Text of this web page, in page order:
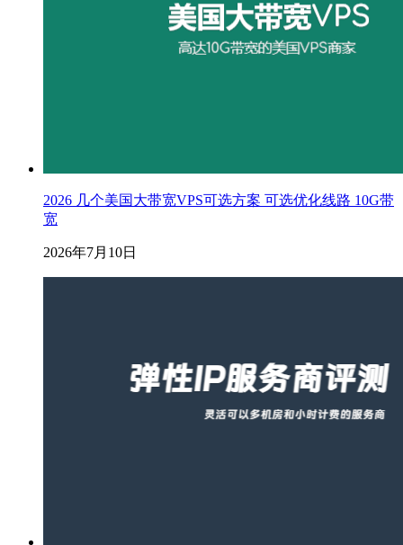
2026 几个美国大带宽VPS可选方案 可选优化线路 10G带
宽
2026年7月10日